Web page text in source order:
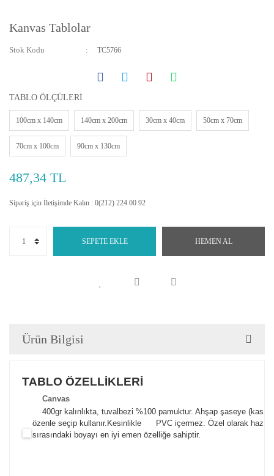
Kanvas Tablolar
Stok Kodu TC5766
TABLO ÖLÇÜLERİ
100cm x 140cm 140cm x 200cm 30cm x 40cm 50cm x 70cm
70cm x 100cm 90cm x 130cm
487,34 TL
Sipariş için İletişimde Kalın : 0(212) 224 00 92
SEPETE EKLE HEMEN AL
Ürün Bilgisi
TABLO ÖZELLİKLERİ
Canvas
400gr kalınlıkta, tuvalbezi %100 pamuktur. Ahşap şaseye
özenle seçip kullanır. Kesinlikle PVC içermez. Özel olarak
sırasındaki boyayı en iyi emen özelliğe sahiptir.